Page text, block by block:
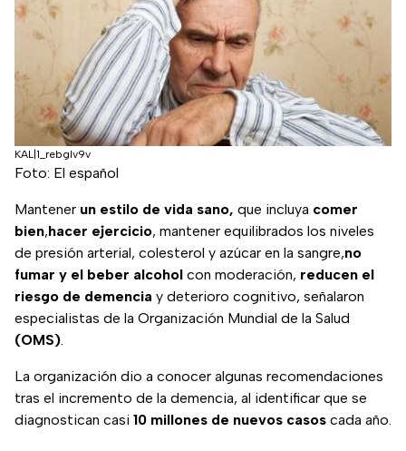
KAL|1_rebglv9v
Foto: El español
Mantener un estilo de vida sano, que incluya comer
bien,hacer ejercicio, mantener equilibrados los niveles
de presión arterial, colesterol y azúcar en la sangre,no
fumar y el beber alcohol con moderación, reducen el
riesgo de demencia y deterioro cognitivo, señalaron
especialistas de la Organización Mundial de la Salud
(OMS).
La organización dio a conocer algunas recomendaciones
tras el incremento de la demencia, al identificar que se
diagnostican casi 10 millones de nuevos casos cada año.